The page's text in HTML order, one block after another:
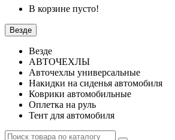
В корзине пусто!
Везде
Везде
АВТОЧЕХЛЫ
Авточехлы универсальные
Накидки на сиденья автомобиля
Коврики автомобильные
Оплетка на руль
Тент для автомобиля